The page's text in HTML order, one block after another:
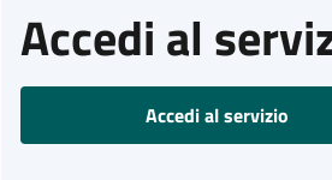
Accedi al
Accedi al servizio